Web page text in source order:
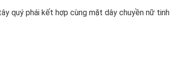
quý phái kết hợp cùng mặt dây chuyền nữ tinh